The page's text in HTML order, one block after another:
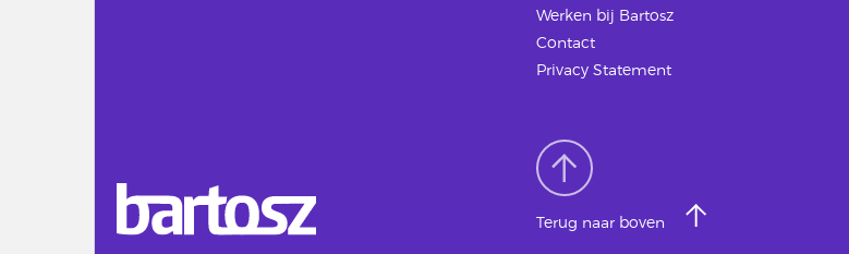
Werken bij Bartosz
Contact
Privacy Statement
Terug naar boven